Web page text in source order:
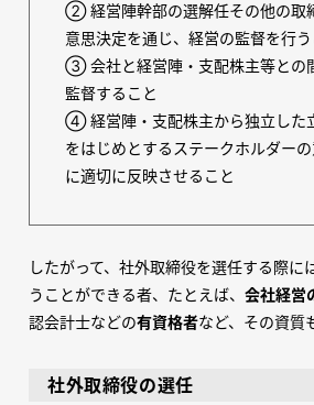
② 経営陣幹部の選解任その他の取
意思決定を通じ、経営の監督を行う
③ 会社と経営陣・支配株主等との
監督すること
④ 経営陣・支配株主から独立した
をはじめとするステークホルダー
に適切に反映させること
したがって、社外取締役を選任する際に
うことができる者、たとえば、 会社経営
認会計士などの有資格者など、その資質
社外取締役の選任